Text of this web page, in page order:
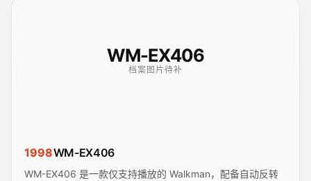
WM-EX406
档案图片待补
1998WM-EX406
WM-EX406 是一款仅支持播放的 Walkman，配备自动反转